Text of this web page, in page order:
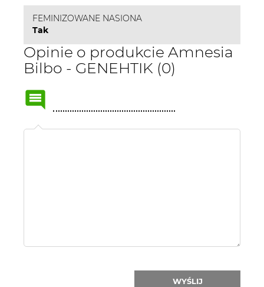
FEMINIZOWANE NASIONA
Tak
Opinie o produkcie Amnesia
Bilbo - GENEHTIK (0)
WYŚLIJ